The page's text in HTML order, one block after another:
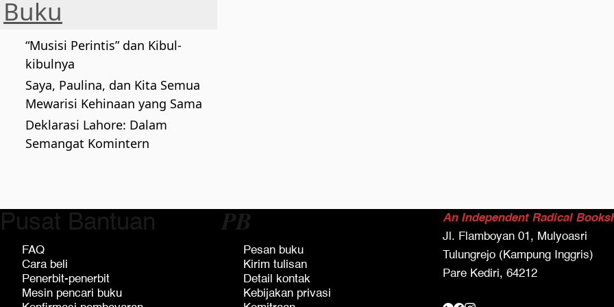
Buku
“Musisi Perintis” dan Kibul-
kibulnya
Saya, Paulina, dan Kita Semua
Mewarisi Kehinaan yang Sama
Deklarasi Lahore: Dalam
Semangat Komintern
Pusat Bantuan
FAQ
Cara beli
Penerbit-penerbit
Mesin pencari buku
𝑷𝑩
Pesan buku
Kirim tulisan
Detail kontak
Kebijakan privasi
An Independent Radical
Jl. Flamboyan 01, Mulyoasri
Tulungrejo (Kampung Inggris)
Pare Kediri, 64212